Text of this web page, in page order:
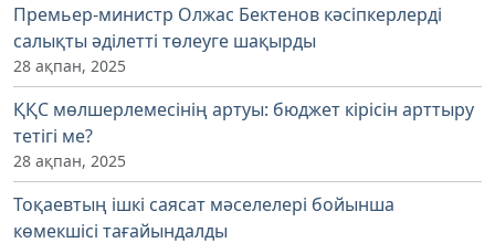
Премьер-министр Олжас Бектенов кәсіпкерлерді
салықты әділетті төлеуге шақырды
28 ақпан, 2025
ҚҚС мөлшерлемесінің артуы: бюджет кірісін арттыру
тетігі ме?
28 ақпан, 2025
Тоқаевтың ішкі саясат мәселелері бойынша
көмекшісі тағайындалды